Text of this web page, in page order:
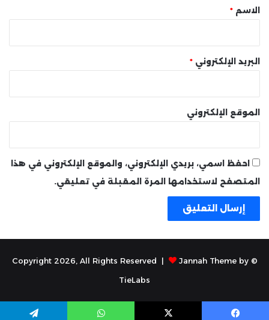
* الاسم *
البريد الإلكتروني *
الموقع الإلكتروني
احفظ اسمي، بريدي الإلكتروني، والموقع الإلكتروني في هذا
المتصفح لاستخدامها المرة المقبلة في تعليقي.
© Copyright 2026, All Rights Reserved |
Jannah Theme by
TieLabs